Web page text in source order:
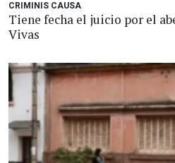
CRIMINIS CAUSA
Tiene fecha el juicio por el
Vivas